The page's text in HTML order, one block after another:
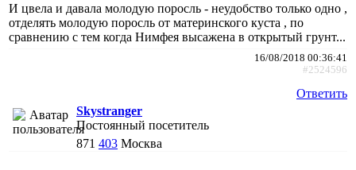
И цвела и давала молодую поросль - неудобство только одно ,
отделять молодую поросль от материнского куста , по
сравнению с тем когда Нимфея высажена в открытый грунт...
16/08/2018 00:36:41
#2524596
Ответить
Skystranger
Постоянный посетитель
871 403 Москва